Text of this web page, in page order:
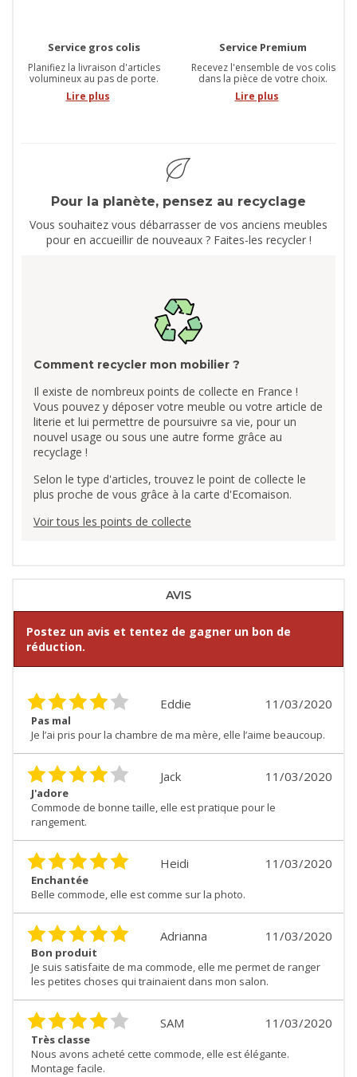
Service gros colis
Planifiez la livraison d'articles
volumineux au pas de porte.
Lire plus
Service Premium
Recevez l'ensemble de vos colis
dans la pièce de votre choix.
Lire plus
Pour la planète, pensez au recyclage
Vous souhaitez vous débarrasser de vos anciens meubles
pour en accueillir de nouveaux ? Faites-les recycler !
Comment recycler mon mobilier ?
Il existe de nombreux points de collecte en France !
Vous pouvez y déposer votre meuble ou votre article de
literie et lui permettre de poursuivre sa vie, pour un
nouvel usage ou sous une autre forme grâce au
recyclage !
Selon le type d'articles, trouvez le point de collecte le
plus proche de vous grâce à la carte d'Ecomaison.
Voir tous les points de collecte
AVIS
Postez un avis et tentez de gagner un bon de
réduction.
11/03/2020
Eddie
Pas mal
Je l’ai pris pour la chambre de ma mère, elle l’aime beaucoup.
11/03/2020
Jack
J'adore
Commode de bonne taille, elle est pratique pour le
rangement.
11/03/2020
Heidi
Enchantée
Belle commode, elle est comme sur la photo.
11/03/2020
Adrianna
Bon produit
Je suis satisfaite de ma commode, elle me permet de ranger
les petites choses qui trainaient dans mon salon.
11/03/2020
SAM
Très classe
Nous avons acheté cette commode, elle est élégante.
Montage facile.